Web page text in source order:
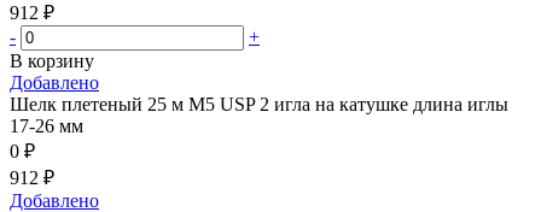
912 ₽
-
+
В корзину
Добавлено
Шелк плетеный 25 м М5 USP 2 игла на катушке длина иглы
17-26 мм
0 ₽
912 ₽
Добавлено